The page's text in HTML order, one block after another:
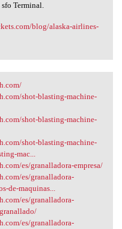
Terminal.
blog/alaska-airlines-
shot-blasting-machine-
shot-blasting-machine-
shot-blasting-machine-
mac...
es/granalladora-empresa/
es/granalladora-
de-maquinas...
es/granalladora-
es/granalladora-